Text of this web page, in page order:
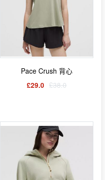
Pace Crush 背心
£29.0 £38.0